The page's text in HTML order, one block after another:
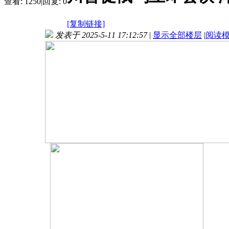
[复制链接]
发表于 2025-5-11 17:12:57 | 显示全部楼层 |阅读